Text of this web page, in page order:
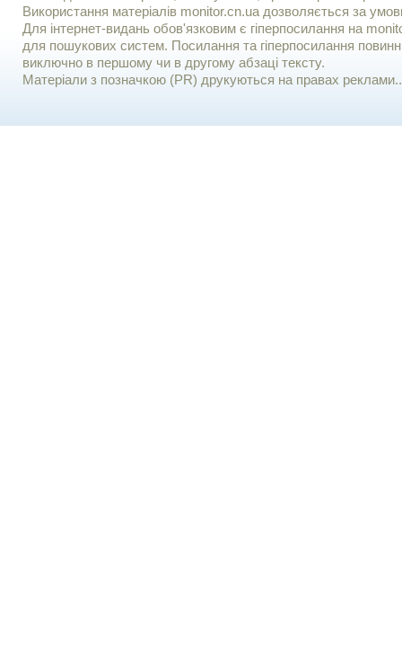
Використання матерiалiв monitor.cn.ua дозволяється за
Для iнтернет-видань обов'язковим є гiперпосилання на
для пошукових систем. Посилання та гіперпосилання
виключно в першому чи в другому абзаці тексту.
Матеріали з позначкою (PR) друкуються на правах реклами..